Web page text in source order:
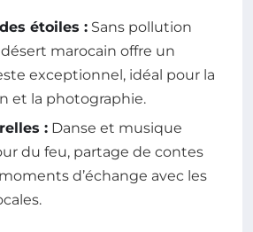
étoiles : Sans pollution
marocain offre un
exceptionnel, idéal pour la
et la photographie.
: Danse et musique
du feu, partage de contes
d’échange avec les